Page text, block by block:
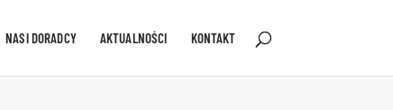
NASI DORADCY AKTUALNOŚCI KONTAKT